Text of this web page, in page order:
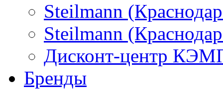
Steilmann
Steilmann
Дисконт-центр
Бренды